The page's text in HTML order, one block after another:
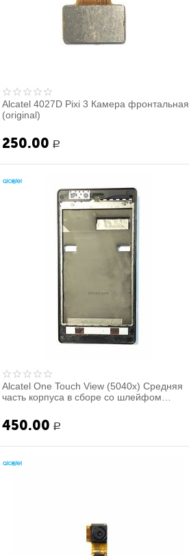
Alcatel 4027D Pixi 3 Камера фронтальная
(original)
250.00 Р
Alcatel One Touch View (5040x) Средняя
часть корпуса в сборе со шлейфом
450.00 Р